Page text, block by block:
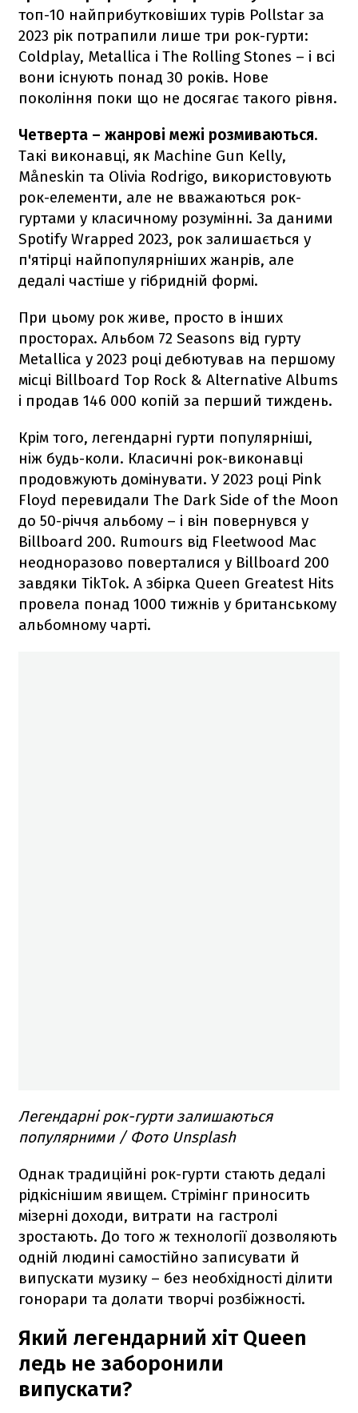
топ-10 найприбутковіших турів Pollstar за
2023 рік потрапили лише три рок-гурти:
Coldplay, Metallica і The Rolling Stones – і всі
вони існують понад 30 років. Нове
покоління поки що не досягає такого рівня.
Четверта – жанрові межі розмиваються.
Такі виконавці, як Machine Gun Kelly,
Måneskin та Olivia Rodrigo, використовують
рок-елементи, але не вважаються рок-
гуртами у класичному розумінні. За даними
Spotify Wrapped 2023, рок залишається у
п'ятірці найпопулярніших жанрів, але
дедалі частіше у гібридній формі.
При цьому рок живе, просто в інших
просторах. Альбом 72 Seasons від гурту
Metallica у 2023 році дебютував на першому
місці Billboard Top Rock & Alternative Albums
і продав 146 000 копій за перший тиждень.
Крім того, легендарні гурти популярніші,
ніж будь-коли. Класичні рок-виконавці
продовжують домінувати. У 2023 році Pink
Floyd перевидали The Dark Side of the Moon
до 50-річчя альбому – і він повернувся у
Billboard 200. Rumours від Fleetwood Mac
неодноразово поверталися у Billboard 200
завдяки TikTok. А збірка Queen Greatest Hits
провела понад 1000 тижнів у британському
альбомному чарті.
Легендарні рок-гурти залишаються
популярними / Фото Unsplash
Однак традиційні рок-гурти стають дедалі
рідкіснішим явищем. Стрімінг приносить
мізерні доходи, витрати на гастролі
зростають. До того ж технології дозволяють
одній людині самостійно записувати й
випускати музику – без необхідності ділити
гонорари та долати творчі розбіжності.
Який легендарний хіт Queen
ледь не заборонили
випускати?